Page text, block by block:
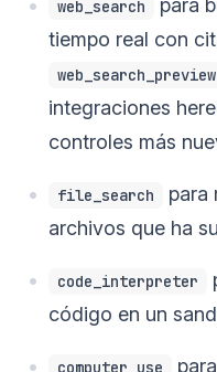
web_search
tiempo real con
web_search_preview
integraciones
controles más
file_search
para
archivos que ha
code_interpreter
código en un
computer_use